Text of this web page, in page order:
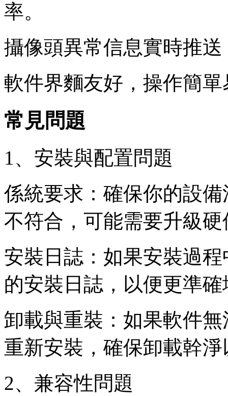
率。
攝像頭異常信息實時推
軟件界麵友好，操作簡
常見問題
1、安裝與配置問題
係統要求：確保你的設
不符合，可能需要升級
安裝日誌：如果安裝過
的安裝日誌，以便更準
卸載與重裝：如果軟件
重新安裝，確保卸載幹
2、兼容性問題